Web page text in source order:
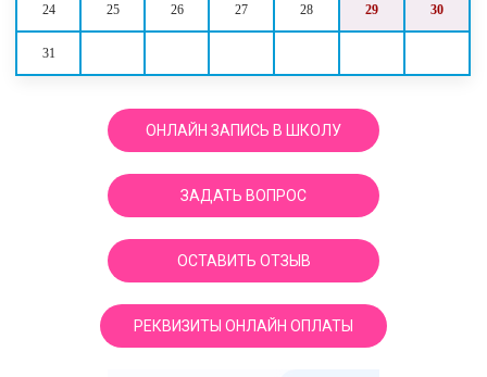
24 25 26 27 28 29 30
31
ОНЛАЙН ЗАПИСЬ В ШКОЛУ
ЗАДАТЬ ВОПРОС
ОСТАВИТЬ ОТЗЫВ
РЕКВИЗИТЫ ОНЛАЙН ОПЛАТЫ